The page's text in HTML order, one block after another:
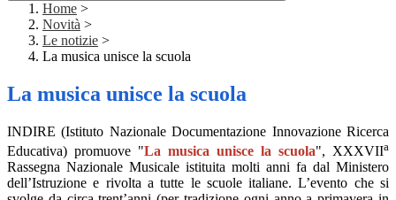
Home >
Novità >
Le notizie >
La musica unisce la scuola
La musica unisce la scuola
INDIRE (Istituto Nazionale Documentazione Innovazione Ricerca
Educativa) promuove "La musica unisce la scuola", XXXVIIa
Rassegna Nazionale Musicale istituita molti anni fa dal Ministero
dell’Istruzione e rivolta a tutte le scuole italiane. L’evento che si